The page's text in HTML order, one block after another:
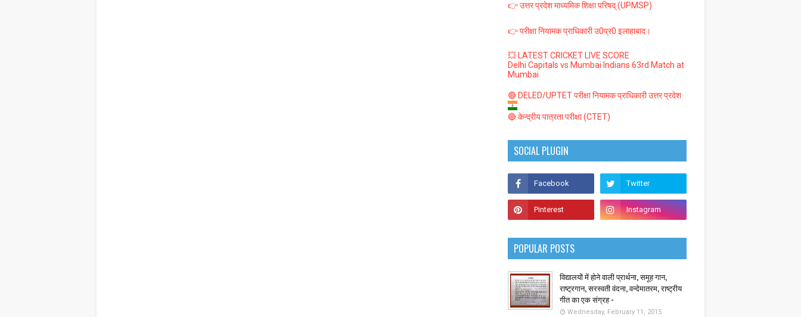
👉 उत्तर प्रदेश माध्यमिक शिक्षा परिषद् (UPMSP)
👉 परीक्षा नियामक प्राधिकारी उ0प्र0 इलाहाबाद।
💥 LATEST CRICKET LIVE SCORE
Delhi Capitals vs Mumbai Indians 63rd Match at
Mumbai
🔴 DELED/UPTET परीक्षा नियामक प्राधिकारी उत्तर प्रदेश
🔵 केन्द्रीय पात्रता परीक्षा (CTET)
SOCIAL PLUGIN
POPULAR POSTS
विद्यालयों में होने वाली प्रार्थना, समूह गान,
राष्ट्रगान, सरस्वती वंदना, वन्देमातरम, राष्ट्रीय
गीत का एक संग्रह -
Wednesday, February 11, 2015